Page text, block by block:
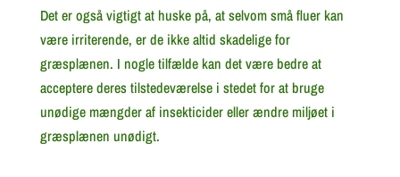
Det er også vigtigt at huske på, at selvom små fluer kan
være irriterende, er de ikke altid skadelige for
græsplænen. I nogle tilfælde kan det være bedre at
acceptere deres tilstedeværelse i stedet for at bruge
unødige mængder af insekticider eller ændre miljøet i
græsplænen unødigt.